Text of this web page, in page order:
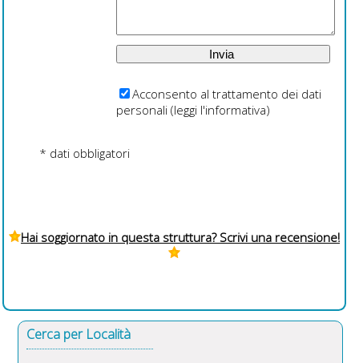
Acconsento al trattamento dei dati
personali (leggi l'informativa)
* dati obbligatori
Hai soggiornato in questa struttura? Scrivi una recensione!
Cerca per Località